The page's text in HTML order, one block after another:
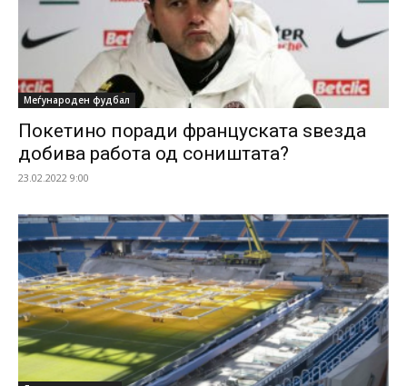
Меѓународен фудбал
Покетино поради француската ѕвезда
добива работа од соништата?
23.02.2022 9:00